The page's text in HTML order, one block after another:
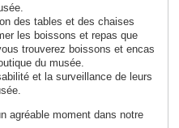
des tables et des chaises
les boissons et repas que
trouverez boissons et encas
du musée.
et la surveillance de leurs
agréable moment dans notre